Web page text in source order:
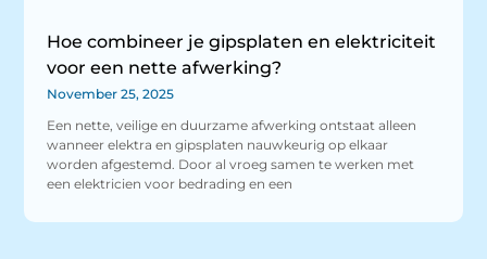
Hoe combineer je gipsplaten en elektriciteit
voor een nette afwerking?
November 25, 2025
Een nette, veilige en duurzame afwerking ontstaat alleen
wanneer elektra en gipsplaten nauwkeurig op elkaar
worden afgestemd. Door al vroeg samen te werken met
een elektricien voor bedrading en een